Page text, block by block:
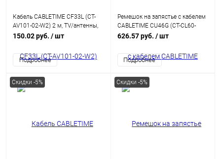
Кабель CABLETIME CF33L (CT-
AV101-02-W2) 2 м, TV/антенны,
75 Ом, белый
150.02 руб. / шт
Подробнее
Ремешок на запястье с кабелем
CABLETIME CU46G (CT-CL60-
ASG) 0.3м USB-C PD60W
626.57 руб. / шт
Подробнее
Скидки -5% Скидки -5%